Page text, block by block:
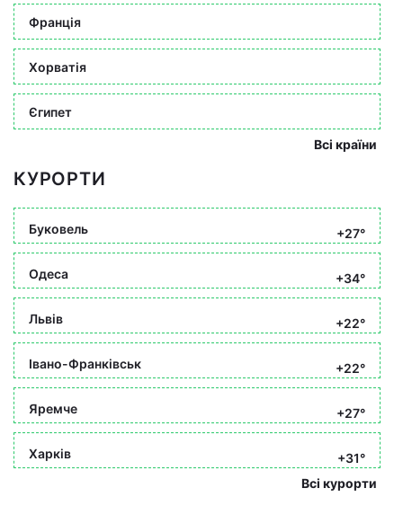
Франція
Хорватія
Єгипет
Всі країни
КУРОРТИ
Буковель +27°
Одеса +34°
Львів +22°
Івано-Франківськ +22°
Яремче +27°
Харків
+31°
Всі курорти